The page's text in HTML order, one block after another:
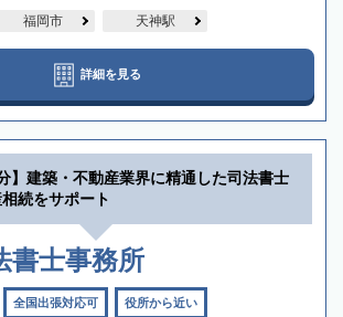
福岡市 天神駅
詳細を見る
】建築・不動産業界に精通した司法書士
続をサポート
書士事務所
全国出張対応可 役所から近い